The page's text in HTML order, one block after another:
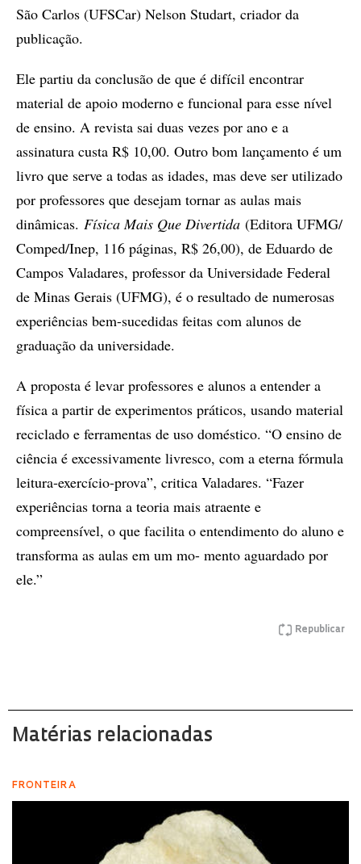
São Carlos (UFSCar) Nelson Studart, criador da
publicação.
Ele partiu da conclusão de que é difícil encontrar
material de apoio moderno e funcional para esse nível
de ensino. A revista sai duas vezes por ano e a
assinatura custa R$ 10,00. Outro bom lançamento é um
livro que serve a todas as idades, mas deve ser utilizado
por professores que desejam tornar as aulas mais
dinâmicas. Física Mais Que Divertida (Editora UFMG/
Comped/Inep, 116 páginas, R$ 26,00), de Eduardo de
Campos Valadares, professor da Universidade Federal
de Minas Gerais (UFMG), é o resultado de numerosas
experiências bem-sucedidas feitas com alunos de
graduação da universidade.
A proposta é levar professores e alunos a entender a
física a partir de experimentos práticos, usando material
reciclado e ferramentas de uso doméstico. “O ensino de
ciência é excessivamente livresco, com a eterna fórmula
leitura-exercício-prova”, critica Valadares. “Fazer
experiências torna a teoria mais atraente e
compreensível, o que facilita o entendimento do aluno e
transforma as aulas em um mo- mento aguardado por
ele.”
Republicar